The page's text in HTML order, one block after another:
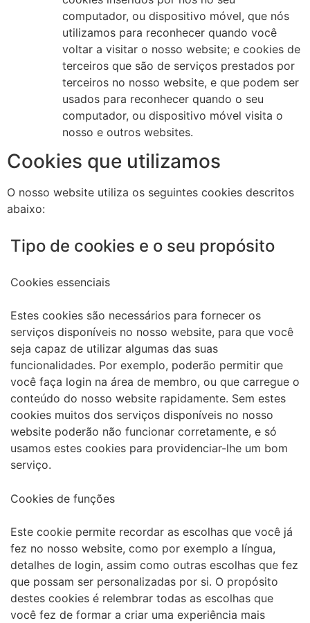
computador, ou dispositivo móvel, que nós
utilizamos para reconhecer quando você
voltar a visitar o nosso website; e cookies de
terceiros que são de serviços prestados por
terceiros no nosso website, e que podem ser
usados para reconhecer quando o seu
computador, ou dispositivo móvel visita o
nosso e outros websites.
Cookies que utilizamos
O nosso website utiliza os seguintes cookies descritos
abaixo:
Tipo de cookies e o seu propósito
Cookies essenciais
Estes cookies são necessários para fornecer os
serviços disponíveis no nosso website, para que você
seja capaz de utilizar algumas das suas
funcionalidades. Por exemplo, poderão permitir que
você faça login na área de membro, ou que carregue o
conteúdo do nosso website rapidamente. Sem estes
cookies muitos dos serviços disponíveis no nosso
website poderão não funcionar corretamente, e só
usamos estes cookies para providenciar-lhe um bom
serviço.
Cookies de funções
Este cookie permite recordar as escolhas que você já
fez no nosso website, como por exemplo a língua,
detalhes de login, assim como outras escolhas que fez
que possam ser personalizadas por si. O propósito
destes cookies é relembrar todas as escolhas que
você fez de formar a criar uma experiência mais